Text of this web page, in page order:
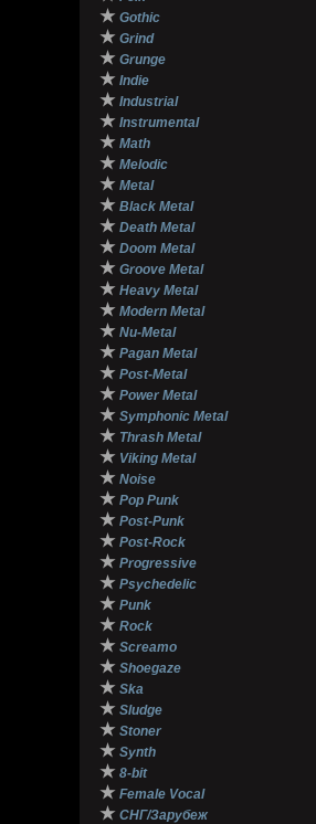
★ Gothic
★ Grind
★ Grunge
★ Indie
★ Industrial
★ Instrumental
★ Math
★ Melodic
★ Metal
★ Black Metal
★ Death Metal
★ Doom Metal
★ Groove Metal
★ Heavy Metal
★ Modern Metal
★ Nu-Metal
★ Pagan Metal
★ Post-Metal
★ Power Metal
★ Symphonic Metal
★ Thrash Metal
★ Viking Metal
★ Noise
★ Pop Punk
★ Post-Punk
★ Post-Rock
★ Progressive
★ Psychedelic
★ Punk
★ Rock
★ Screamo
★ Shoegaze
★ Ska
★ Sludge
★ Stoner
★ Synth
★ 8-bit
★ Female Vocal
★ СНГ/Зарубеж